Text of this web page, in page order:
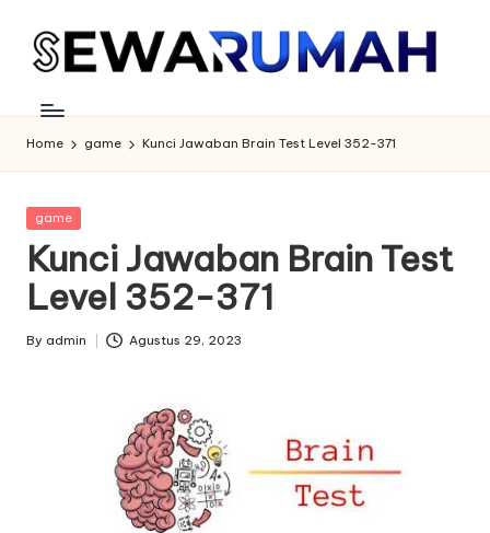
Home game Kunci Jawaban Brain Test Level 352-371
Posted
game
Kunci Jawaban Brain Test
Level 352-371
Posted
By admin Agustus 29, 2023